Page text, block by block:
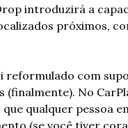
introduzirá a
próximos,
reformulado com
(finalmente). No
qualquer pessoa
(se você tiver